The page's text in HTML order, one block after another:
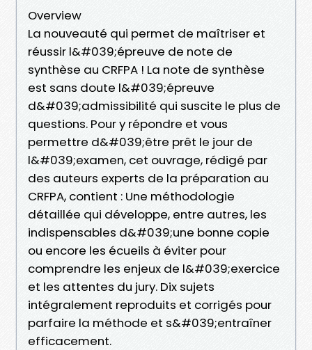
Overview
La nouveauté qui permet de maîtriser et
réussir l&#039;épreuve de note de
synthèse au CRFPA ! La note de synthèse
est sans doute l&#039;épreuve
d&#039;admissibilité qui suscite le plus de
questions. Pour y répondre et vous
permettre d&#039;être prêt le jour de
l&#039;examen, cet ouvrage, rédigé par
des auteurs experts de la préparation au
CRFPA, contient : Une méthodologie
détaillée qui développe, entre autres, les
indispensables d&#039;une bonne copie
ou encore les écueils à éviter pour
comprendre les enjeux de l&#039;exercice
et les attentes du jury. Dix sujets
intégralement reproduits et corrigés pour
parfaire la méthode et s&#039;entraîner
efficacement.